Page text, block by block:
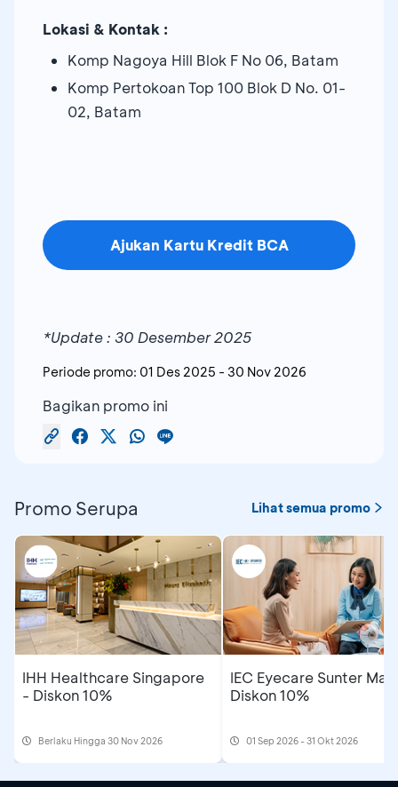
Lokasi & Kontak :
Komp Nagoya Hill Blok F No 06, Batam
Komp Pertokoan Top 100 Blok D No. 01-
02, Batam
Ajukan Kartu Kredit BCA
*Update : 30 Desember 2025
Periode promo: 01 Des 2025 - 30 Nov 2026
Bagikan promo ini
Promo Serupa Lihat semua promo
IHH Healthcare Singapore
- Diskon 10%
Berlaku Hingga 30 Nov 2026
IEC Eyecare Sunter
Diskon 10%
01 Sep 2026 - 31 Okt 2026